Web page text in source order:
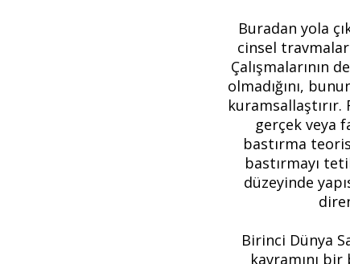
Buradan yola
cinsel
Çalışmalarının
olmadığını,
gerçek veya
bastırma
bastırmayı
düzeyinde
Birinci Dünya
kavramını